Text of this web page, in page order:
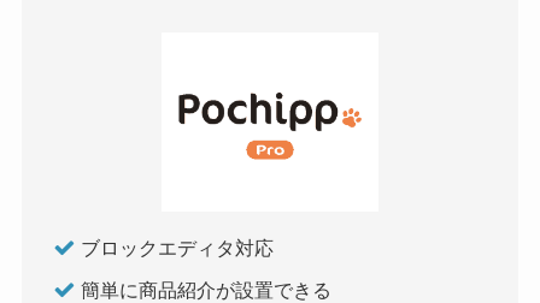
ブロックエディタ対応
簡単に商品紹介が設置できる